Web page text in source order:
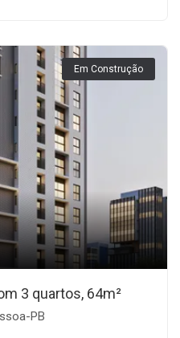
Em Construção
3 quartos, 64m²
PB